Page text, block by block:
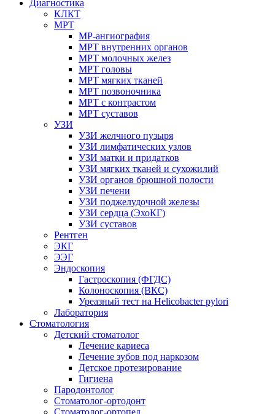
Диагностика
КЛКТ
МРТ
МР-ангиография
МРТ внутренних органов
МРТ молочных желез
МРТ головы
МРТ мягких тканей
МРТ позвоночника
МРТ с контрастом
МРТ суставов
УЗИ
УЗИ желчного пузыря
УЗИ лимфатических узлов
УЗИ матки и придатков
УЗИ мягких тканей и сухожилий
УЗИ органов брюшной полости
УЗИ печени
УЗИ поджелудочной железы
УЗИ сердца (ЭхоКГ)
УЗИ суставов
Рентген
ЭКГ
ЭЭГ
Эндоскопия
Гастроскопия (ФГДС)
Колоноскопия (ВКС)
Уреазный тест на Helicobacter pylori
Лаборатория
Стоматология
Детский стоматолог
Лечение кариеса
Лечение зубов под наркозом
Детское протезирование
Гигиена
Пародонтолог
Стоматолог-ортодонт